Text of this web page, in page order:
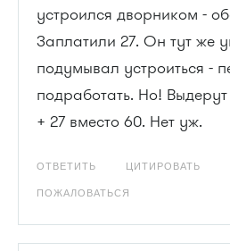
устроился дворником -
Заплатили 27. Он тут же
подумывал устроиться -
подработать. Но!
+ 27 вместо 60. Нет уж.
ОТВЕТИТЬ ЦИТИРОВАТЬ
ПОЖАЛОВАТЬСЯ